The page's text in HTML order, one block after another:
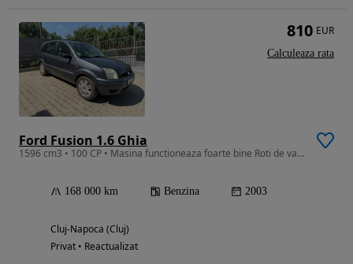
Ford Fusion 1.6 Ghia
1596 cm3 • 100 CP • Masina functioneaza foarte bine Roti de vara Roti de iarna Parbriz inc
168 000 km Benzina 2003
Cluj-Napoca (Cluj)
Privat • Reactualizat
810 EUR
Calculeaza rata